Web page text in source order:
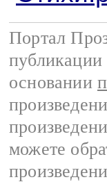
Портал
публикации
основании
можете